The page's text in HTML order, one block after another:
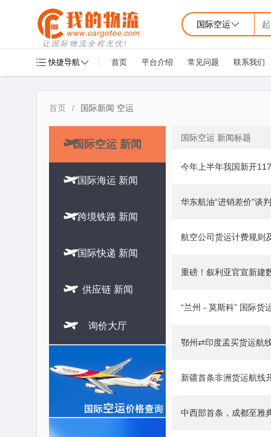
让国际物流全程无忧!
国际空运
快捷导航 首页 平台介绍 常见问题 联系我们
首页 / 国际新闻 空运
国际空运 新闻
国际海运 新闻
跨境铁路 新闻
国际快递 新闻
 供应链 新闻
 询价大厅
国际空运 新闻标题
今年上半年我国新开
华东航油“进销差价"谈
航空公司货运计费规则
重磅！叙利亚官宣新建
“兰州 - 莫斯科” 国际货
鄂州⇄印度孟买货运航
新疆首条非洲货运航线
中西部首条，成都至雅